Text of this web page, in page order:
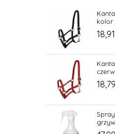
kolor
18,91
18,79